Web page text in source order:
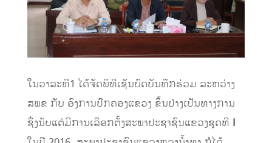
ໃນວາລະທີ1 ໄດ້ຈັດພິທີເຊັນບົດບັນທຶກຮ່ວມ ລະຫວ່າງ
ສພຂ ກັບ ອົງການປົກຄອງແຂວງ ຂຶ້ນຢ່າງເປັນທາງການ
ຊຶ່ງນັບແຕ່ມີການເລືອກຕັ້ງສະພາປະຊາຊົນແຂວງຊຸດທີ I